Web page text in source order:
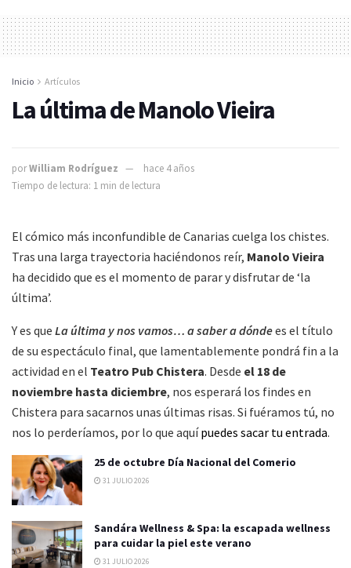
Inicio Artículos
La última de Manolo Vieira
porWilliam Rodríguez
hace 4 años
Tiempo de lectura: 1 min de lectura
El cómico más inconfundible de Canarias cuelga los chistes.
Tras una larga trayectoria haciéndonos reír, Manolo Vieira
ha decidido que es el momento de parar y disfrutar de ‘la
última’.
Y es que La última y nos vamos… a saber a dóndees el título
de su espectáculo final, que lamentablemente pondrá fin a la
actividad en el Teatro Pub Chistera. Desde el 18 de
noviembre hasta diciembre, nos esperará los findes en
Chistera para sacarnos unas últimas risas. Si fuéramos tú, no
nos lo perderíamos, por lo que aquípuedes sacar tu entrada.
25 de octubre Día Nacional del Comerio
31 JULIO 2026
Sandára Wellness & Spa: la escapada wellness
para cuidar la piel este verano
31 JULIO 2026